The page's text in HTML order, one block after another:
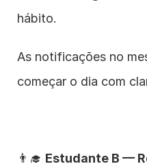
hábito.
As notificações no
começar o dia com
👨‍🎓 Estudante B —